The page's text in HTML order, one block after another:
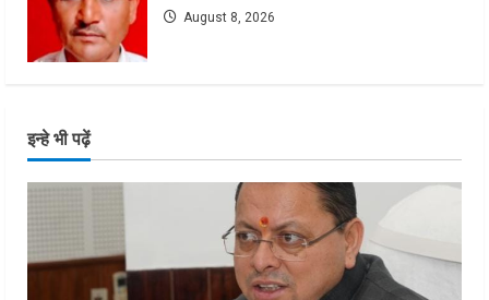
August 8, 2026
इन्हे भी पढ़ें